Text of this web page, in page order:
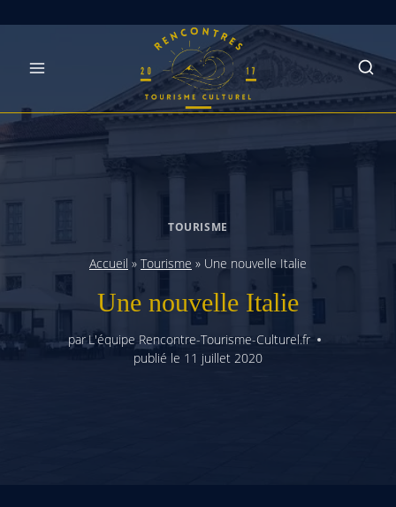
TOURISME
Accueil » Tourisme » Une nouvelle Italie
Une nouvelle Italie
parL'équipe Rencontre-Tourisme-Culturel.fr
publié le 11 juillet 2020